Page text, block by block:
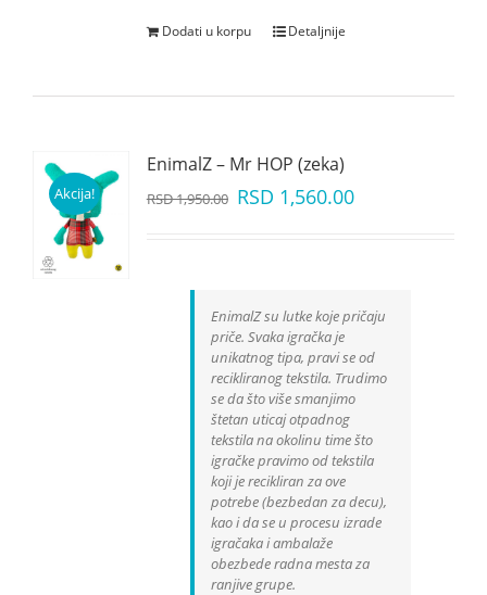
Dodati u korpu Detaljnije
Akcija!
EnimalZ – Mr HOP (zeka)
RSD1,950.00 RSD 1,560.00
EnimalZ su lutke koje pričaju
priče. Svaka igračka je
unikatnog tipa, pravi se od
recikliranog tekstila. Trudimo
se da što više smanjimo
štetan uticaj otpadnog
tekstila na okolinu time što
igračke pravimo od tekstila
koji je recikliran za ove
potrebe (bezbedan za decu),
kao i da se u procesu izrade
igračaka i ambalaže
obezbede radna mesta za
ranjive grupe.